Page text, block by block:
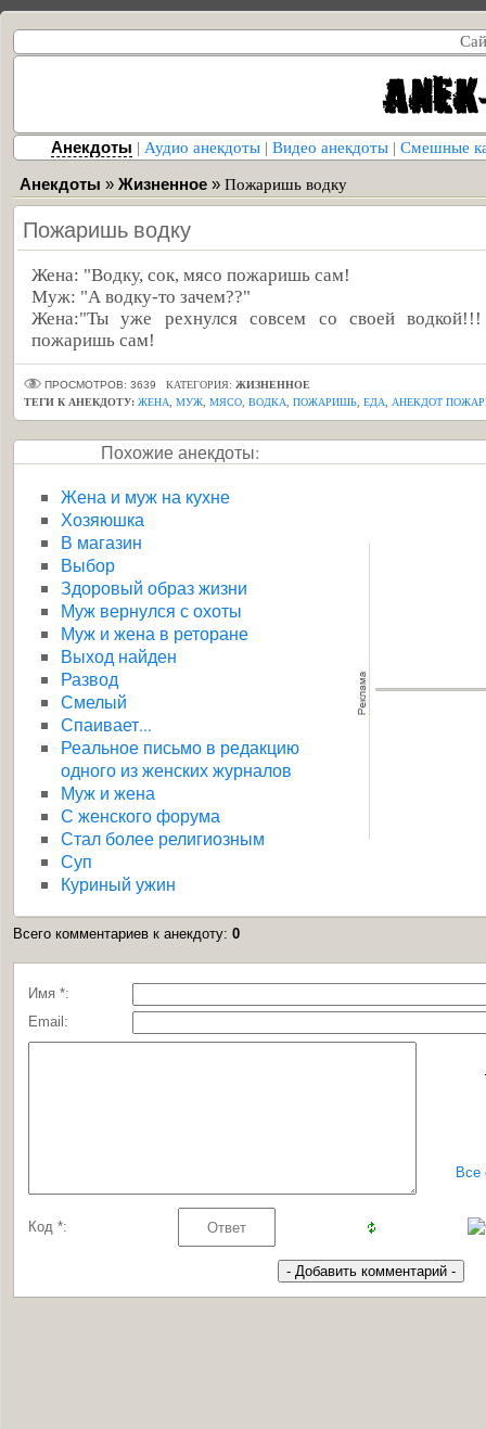
Анекдоты | Аудио анекдоты | Видео анекдоты | Смешные
Анекдоты » Жизненное » Пожаришь водку
Пожаришь водку
Жена: "Водку, сок, мясо пожаришь сам!
Муж: "А водку-то зачем??"
Жена:"Ты уже рехнулся совсем со своей
пожаришь сам!
ПРОСМОТРОВ: 3639 КАТЕГОРИЯ: ЖИЗНЕННОЕ
ТЕГИ К АНЕКДОТУ: ЖЕНА МУЖ МЯСО ВОДКА ПОЖАРИШЬ ЕДА АНЕКДОТ
Похожие анекдоты:
Жена и муж на кухне
Хозяюшка
В магазин
Выбор
Здоровый образ жизни
Муж вернулся с охоты
Муж и жена в реторане
Выход найден
Развод
Смелый
Спаивает...
Реальное письмо в редакцию
одного из женских журналов
Муж и жена
С женского форума
Стал более религиозным
Суп
Куриный ужин
Всего комментариев к анекдоту: 0
Имя *:
Email:
Все
Код *: